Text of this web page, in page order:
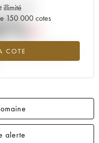
illimité
150 000 cotes
COTE
la cote
en 2026 par rapport à
alerte